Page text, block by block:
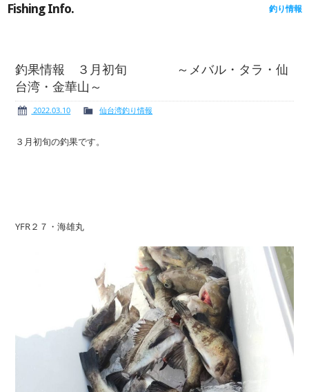
ボート免許
新艇・展示艇情報 中古艇情報
求人情報 会社概要
Fishing Info. 釣り情報
釣果情報 ３月初旬 ～メバル・タラ・仙
台湾・金華山～
2022.03.10 仙台湾釣り情報
３月初旬の釣果です。
YFR２７・海雄丸